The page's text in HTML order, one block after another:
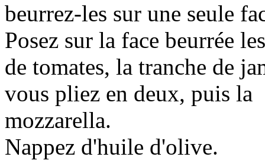
beurrez-les sur une seule
Posez sur la face beurrée
de tomates, la tranche de
vous pliez en deux, puis la
mozzarella.
Nappez d'huile d'olive.